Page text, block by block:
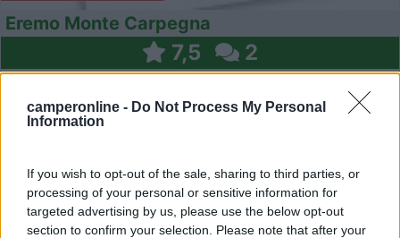
camperonline - Do Not Process My Personal
Information
If you wish to opt-out of the sale, sharing to third parties, or
processing of your personal or sensitive information for
targeted advertising by us, please use the below opt-out
section to confirm your selection. Please note that after your
Eremo Monte Carpegna
7,5 2
Servizi / Posizione
Carpegna (PU) - 10.1km
Località Eremo